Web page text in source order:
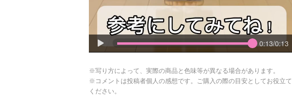
0:13/0:13
※写り方によって、実際の商品と色味等が異なる場合があります。
※コメントは投稿者個人の感想です。ご購入の際の目安としてお役立て
ください。